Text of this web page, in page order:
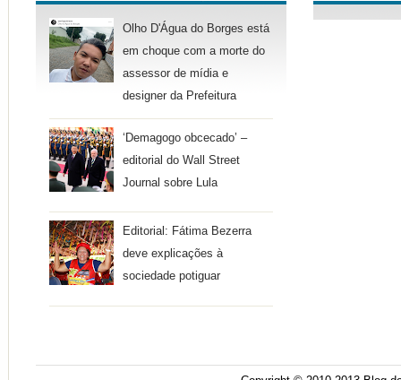
Olho D'Água do Borges está
em choque com a morte do
assessor de mídia e
designer da Prefeitura
‘Demagogo obcecado’ –
editorial do Wall Street
Journal sobre Lula
Editorial: Fátima Bezerra
deve explicações à
sociedade potiguar